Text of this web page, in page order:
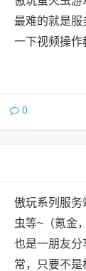
最难的就是
一下视频操作
0
傲玩系列服务
虫等~（氪金
也是一朋友分
常，只要不